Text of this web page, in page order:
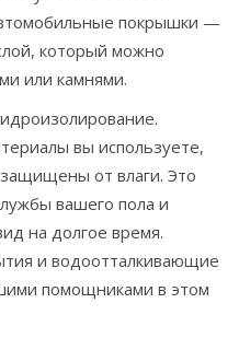
покрышки —
который можно
или камнями.
вы используете,
от влаги. Это
вашего пола и
на долгое время.
и водоотталкивающие
помощниками в этом